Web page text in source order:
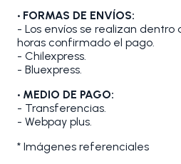
• FORMAS DE ENVÍOS:
- Los envíos se realizan dentro
horas confirmado el pago.
- Chilexpress.
- Bluexpress.
• MEDIO DE PAGO:
- Transferencias.
- Webpay plus.
* Imágenes referenciales